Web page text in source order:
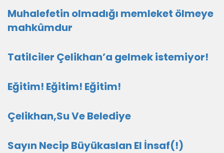
Muhalefetin olmadığı memleket ölmeye
mahkûmdur
Tatilciler Çelikhan’a gelmek istemiyor!
Eğitim! Eğitim! Eğitim!
Çelikhan,Su Ve Belediye
Sayın Necip Büyükaslan El İnsaf(!)